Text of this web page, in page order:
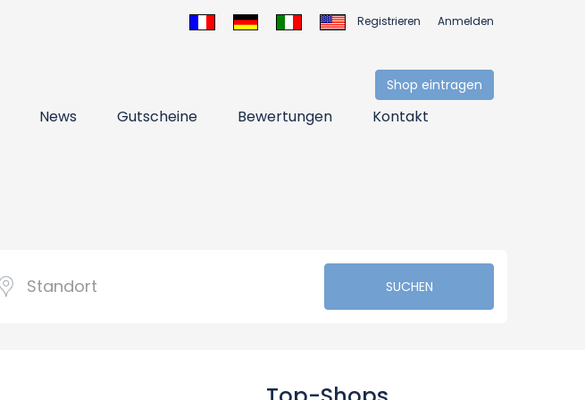
Registrieren Anmelden
Shop eintragen
News Gutscheine Bewertungen Kontakt
SUCHEN